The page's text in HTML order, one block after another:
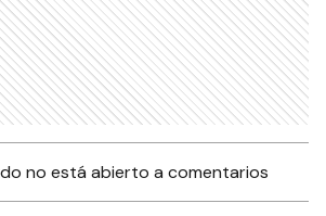
no está abierto a comentarios